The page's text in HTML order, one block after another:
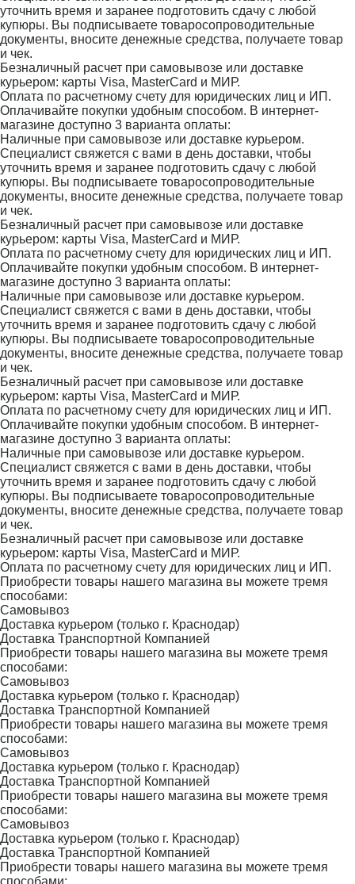
уточнить время и заранее подготовить сдачу с любой
купюры. Вы подписываете товаросопроводительные
документы, вносите денежные средства, получаете товар
и чек.
Безналичный расчет при самовывозе или доставке
курьером: карты Visa, MasterCard и МИР.
Оплата по расчетному счету для юридических лиц и ИП.
Оплачивайте покупки удобным способом. В интернет-
магазине доступно 3 варианта оплаты:
Наличные при самовывозе или доставке курьером.
Специалист свяжется с вами в день доставки, чтобы
уточнить время и заранее подготовить сдачу с любой
купюры. Вы подписываете товаросопроводительные
документы, вносите денежные средства, получаете товар
и чек.
Безналичный расчет при самовывозе или доставке
курьером: карты Visa, MasterCard и МИР.
Оплата по расчетному счету для юридических лиц и ИП.
Оплачивайте покупки удобным способом. В интернет-
магазине доступно 3 варианта оплаты:
Наличные при самовывозе или доставке курьером.
Специалист свяжется с вами в день доставки, чтобы
уточнить время и заранее подготовить сдачу с любой
купюры. Вы подписываете товаросопроводительные
документы, вносите денежные средства, получаете товар
и чек.
Безналичный расчет при самовывозе или доставке
курьером: карты Visa, MasterCard и МИР.
Оплата по расчетному счету для юридических лиц и ИП.
Оплачивайте покупки удобным способом. В интернет-
магазине доступно 3 варианта оплаты:
Наличные при самовывозе или доставке курьером.
Специалист свяжется с вами в день доставки, чтобы
уточнить время и заранее подготовить сдачу с любой
купюры. Вы подписываете товаросопроводительные
документы, вносите денежные средства, получаете товар
и чек.
Безналичный расчет при самовывозе или доставке
курьером: карты Visa, MasterCard и МИР.
Оплата по расчетному счету для юридических лиц и ИП.
Приобрести товары нашего магазина вы можете тремя
способами:
Самовывоз
Доставка курьером (только г. Краснодар)
Доставка Транспортной Компанией
Приобрести товары нашего магазина вы можете тремя
способами:
Самовывоз
Доставка курьером (только г. Краснодар)
Доставка Транспортной Компанией
Приобрести товары нашего магазина вы можете тремя
способами:
Самовывоз
Доставка курьером (только г. Краснодар)
Доставка Транспортной Компанией
Приобрести товары нашего магазина вы можете тремя
способами:
Самовывоз
Доставка курьером (только г. Краснодар)
Доставка Транспортной Компанией
Приобрести товары нашего магазина вы можете тремя
способами: